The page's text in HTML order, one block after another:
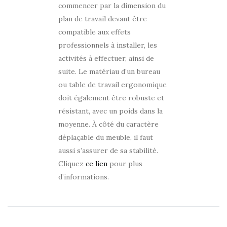
commencer par la dimension du
plan de travail devant être
compatible aux effets
professionnels à installer, les
activités à effectuer, ainsi de
suite. Le matériau d’un bureau
ou table de travail ergonomique
doit également être robuste et
résistant, avec un poids dans la
moyenne. À côté du caractère
déplaçable du meuble, il faut
aussi s’assurer de sa stabilité.
Cliquez ce lien pour plus
d’informations.